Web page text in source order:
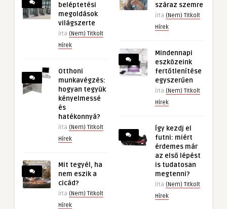
beléptetési
megoldások
világszerte
írta (Nem) Titkolt
Hírek
Otthoni
munkavégzés:
hogyan tegyük
kényelmessé
és
hatékonnyá?
írta (Nem) Titkolt
Hírek
Mit tegyél, ha
nem eszik a
cicád?
írta (Nem) Titkolt
Hírek
száraz szemre
írta (Nem) Titkolt
Hírek
Mindennapi
eszközeink
fertőtlenítése
egyszerűen
írta (Nem) Titkolt
Hírek
Így kezdj el
futni: miért
érdemes már
az első lépést
is tudatosan
megtenni?
írta (Nem) Titkolt
Hírek